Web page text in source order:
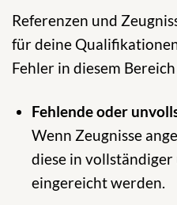
Referenzen und
für deine
Fehler in diesem
Fehlende oder
Wenn Zeugnisse
diese in
eingereicht werden.